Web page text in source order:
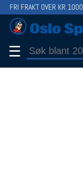
FRI FRAKT OVER KR 1000
☰